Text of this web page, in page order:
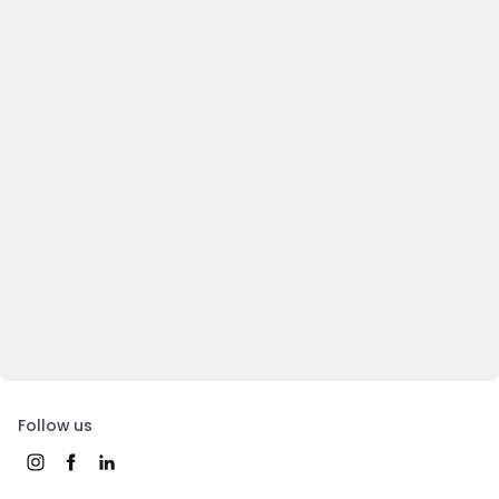
Follow us